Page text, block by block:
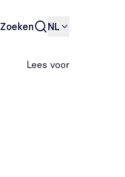
Zoeken NL
Lees voor